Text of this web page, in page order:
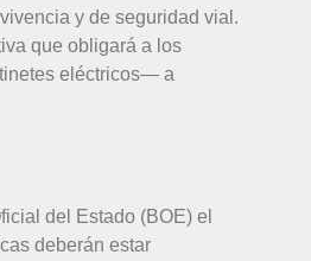
y de seguridad vial.
que obligará a los
eléctricos— a
del Estado (BOE) el
deberán estar